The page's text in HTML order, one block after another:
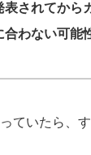
表されてから
合わない可能
ていたら、